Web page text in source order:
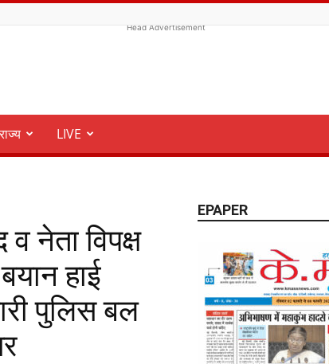
Head Advertisement
LIVE
नेता विपक्ष
हाई
पुलिस बल
EPAPER